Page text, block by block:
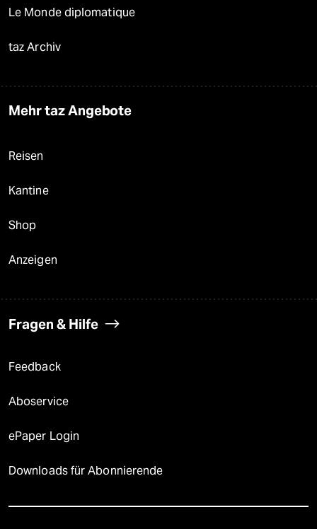
Le Monde diplomatique
taz Archiv
Mehr taz Angebote
Reisen
Kantine
Shop
Anzeigen
Fragen & Hilfe
Feedback
Aboservice
ePaper Login
Downloads für Abonnierende